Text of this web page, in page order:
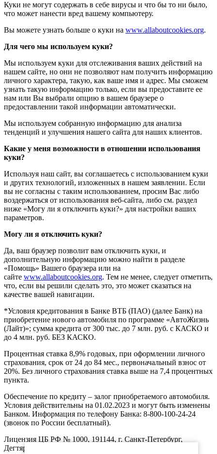
Куки не могут содержать в себе вирусы и что бы то ни было,
что может нанести вред вашему компьютеру.
Вы можете узнать больше о куки на www.allaboutcookies.org.
Для чего мы используем куки?
Мы используем куки для отслеживания ваших действий на
нашем сайте, но они не позволяют нам получить информацию
личного характера, такую, как ваше имя и адрес. Мы сможем
узнать такую информацию только, если вы предоставите ее
нам или Вы выбрали опцию в вашем браузере о
предоставлении такой информации автоматически.
Мы используем собранную информацию для анализа
тенденций и улучшения нашего сайта для наших клиентов.
Какие у меня возможности в отношении использования
куки?
Используя наш сайт, вы соглашаетесь с использованием куки
и других технологий, изложенных в нашем заявлении. Если
вы не согласны с таким использованием, просим Вас либо
воздержаться от использования веб-сайта, либо см. раздел
ниже «Могу ли я отключить куки?» для настройки ваших
параметров.
Могу ли я отключить куки?
Да, ваш браузер позволит вам отключить куки, и
дополнительную информацию можно найти в разделе
«Помощь» Вашего браузера или на
сайте www.allaboutcookies.org. Тем не менее, следует отметить,
что, если вы решили сделать это, это может сказаться на
качестве вашей навигации.
*Условия кредитования в Банке ВТБ (ПАО) (далее Банк) на
приобретение нового автомобиля по программе «АвтоЖизнь
(Лайт)»; сумма кредита от 300 тыс. до 7 млн. руб. с КАСКО и
до 4 млн. руб. БЕЗ КАСКО.
Процентная ставка 8,9% годовых, при оформлении личного
страхования, срок от 24 до 84 мес., первоначальный взнос от
20%. Без личного страхования ставка выше на 7,4 процентных
пункта.
Обеспечение по кредиту – залог приобретаемого автомобиля.
Условия действительны на 01.02.2023 и могут быть изменены
Банком. Информация по телефону Банка: 8-800-100-24-24
(звонок по России бесплатный).
Лицензия ЦБ РФ № 1000, 191144, г. Санкт-Петербург,
Дегтярный пер., д.11, лит.А. www.vtb.ru. Реклама 0+. Не